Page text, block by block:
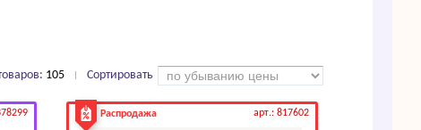
105 Сортировать
Распродажа арт.: 817602